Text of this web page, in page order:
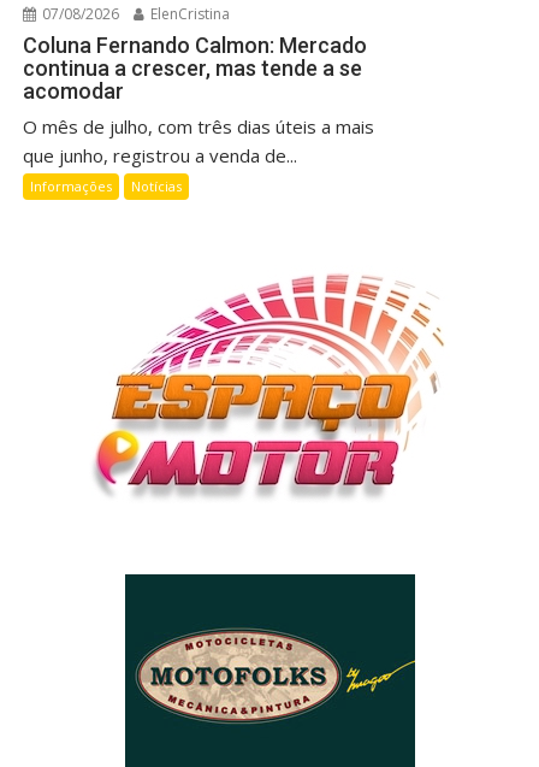
07/08/2026 ElenCristina
Coluna Fernando Calmon: Mercado
continua a crescer, mas tende a se
acomodar
O mês de julho, com três dias úteis a mais
que junho, registrou a venda de...
Informações Notícias